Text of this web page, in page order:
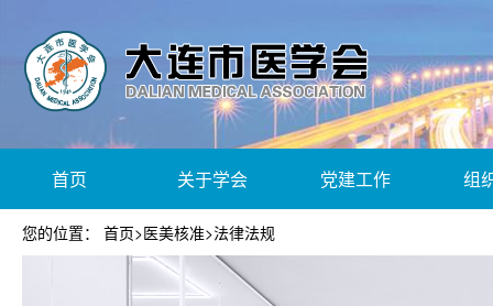
首页 关于学会 党建工作 组
您的位置： 首页>医美核准>法律法规